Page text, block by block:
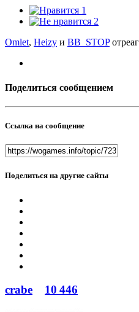
1
2
Omlet, Heizy и BB_STOP
Поделиться сообщением
Ссылка на сообщение
Поделиться на другие сайты
crabe 10 446